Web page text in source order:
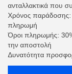
ανταλλακτικά που
Χρόνος παράδοσης:
πληρωμή
Όροι πληρωμής:
την αποστολή
Δυνατότητα